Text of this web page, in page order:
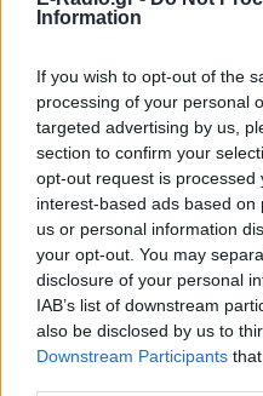
Information
If you wish to opt-out of the
processing of your personal
targeted advertising by us,
section to confirm your
opt-out request is processed
interest-based ads based
us or personal information
your opt-out. You may
disclosure of your personal
IAB’s list of downstream
also be disclosed by us to
Downstream Participants
ΔΕΙΤΕ ΕΠΙΣΗΣ
ΣΤΗΝ ΙΔΙΑ
που
τον